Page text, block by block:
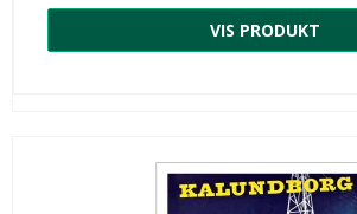
VIS PRODUKT